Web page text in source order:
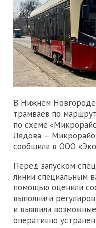
В Нижнем
трамваев по
по схеме
Лядова —
сообщили в ООО
Перед запуском
линии специальным
помощью оценили
выполнили
и выявили
оперативно